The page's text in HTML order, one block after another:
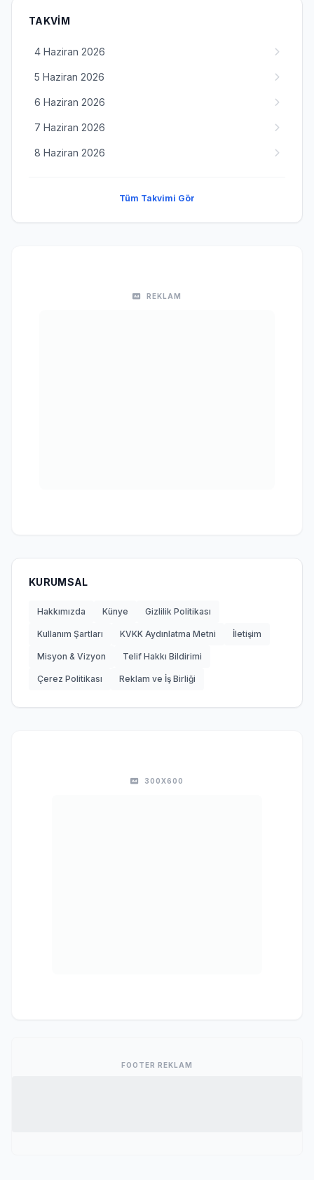
TAKVIM
4 Haziran 2026
5 Haziran 2026
6 Haziran 2026
7 Haziran 2026
8 Haziran 2026
Tüm Takvimi Gör
REKLAM
KURUMSAL
Hakkımızda Künye Gizlilik Politikası
Kullanım Şartları KVKK Aydınlatma Metni İletişim
Misyon & Vizyon Telif Hakkı Bildirimi
Çerez Politikası Reklam ve İş Birliği
300X600
FOOTER REKLAM